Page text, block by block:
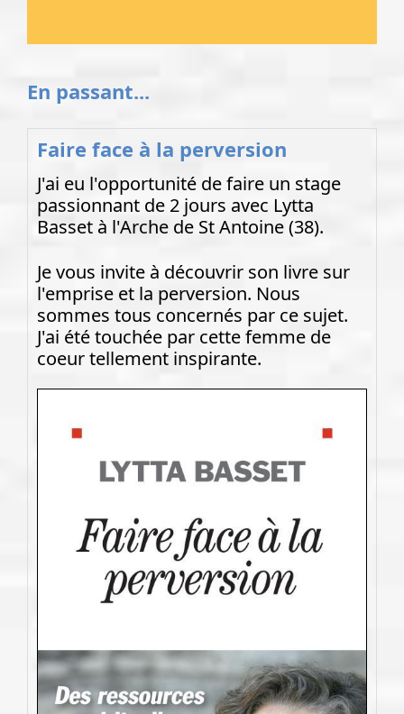
En passant...
Faire face à la perversion
J'ai eu l'opportunité de faire un stage
passionnant de 2 jours avec Lytta
Basset à l'Arche de St Antoine (38).
Je vous invite à découvrir son livre sur
l'emprise et la perversion. Nous
sommes tous concernés par ce sujet.
J'ai été touchée par cette femme de
coeur tellement inspirante.